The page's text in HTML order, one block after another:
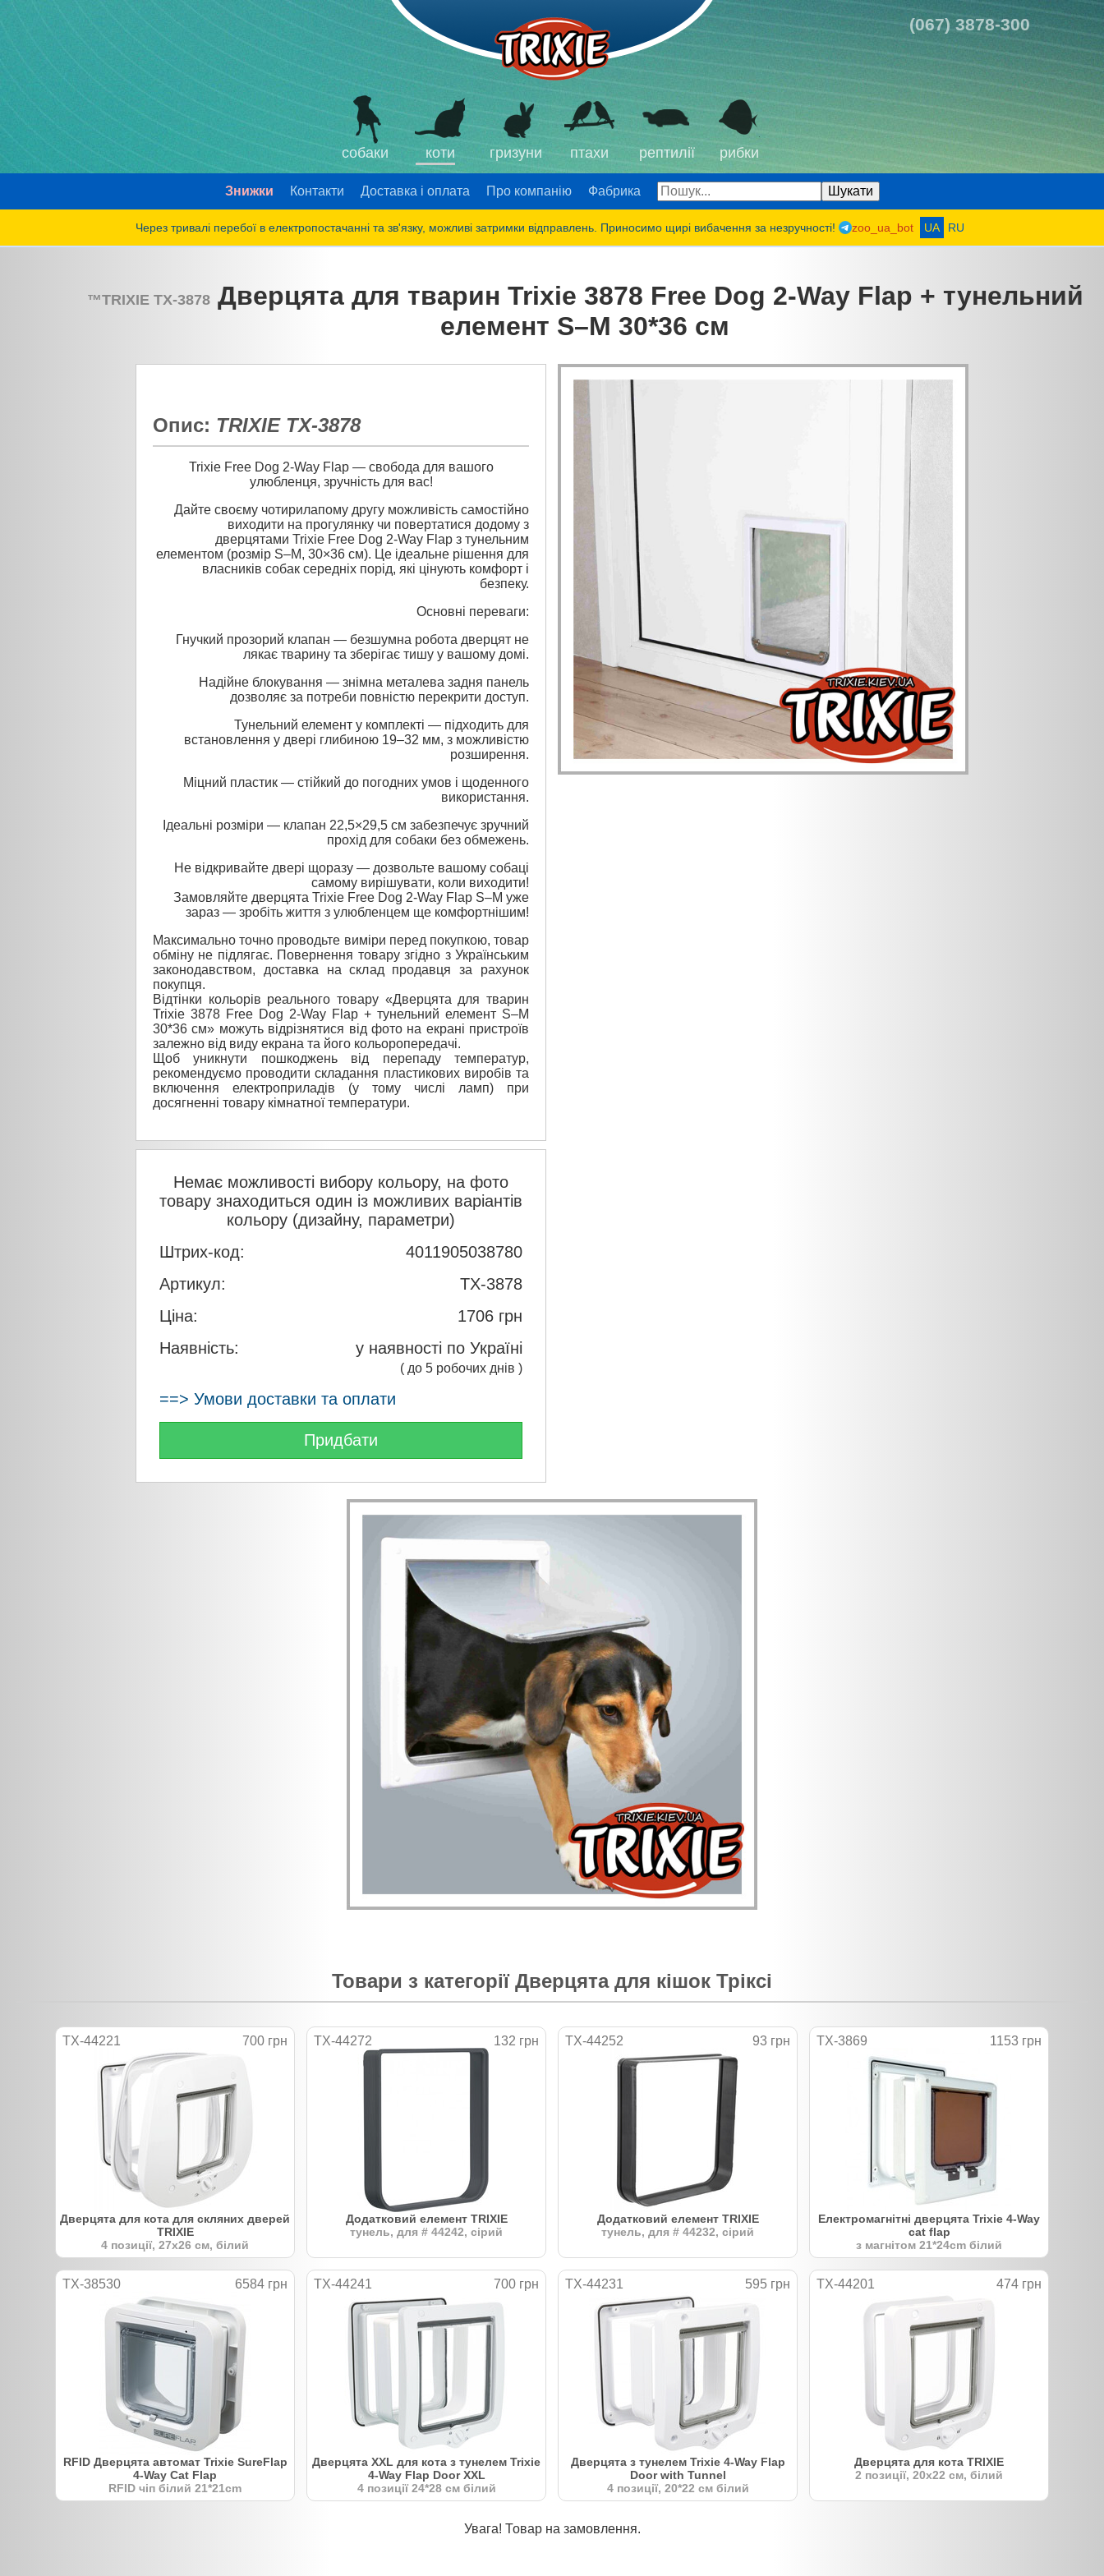
(067) 3878-300
собаки коти гризуни птахи рептилії рибки
Знижки Контакти Доставка і оплата Про компанію Фабрика
Через тривалі перебої в електропостачанні та зв'язку, можливі затримки відправлень. Приносимо щирі вибачення за незручності! zoo_ua_bot UA RU
™TRIXIETX-3878Дверцята для тварин Trixie 3878 Free Dog 2-Way Flap + тунельний
елемент S–M 30*36 см
Опис: TRIXIE TX-3878
Trixie Free Dog 2-Way Flap — свобода для вашого
улюбленця, зручність для вас!
Дайте своєму чотирилапому другу можливість самостійно
виходити на прогулянку чи повертатися додому з
дверцятами Trixie Free Dog 2-Way Flap з тунельним
елементом (розмір S–M, 30×36 см). Це ідеальне рішення для
власників собак середніх порід, які цінують комфорт і
безпеку.
Основні переваги:
Гнучкий прозорий клапан — безшумна робота дверцят не
лякає тварину та зберігає тишу у вашому домі.
Надійне блокування — знімна металева задня панель
дозволяє за потреби повністю перекрити доступ.
Тунельний елемент у комплекті — підходить для
встановлення у двері глибиною 19–32 мм, з можливістю
розширення.
Міцний пластик — стійкий до погодних умов і щоденного
використання.
Ідеальні розміри — клапан 22,5×29,5 см забезпечує зручний
прохід для собаки без обмежень.
Не відкривайте двері щоразу — дозвольте вашому собаці
самому вирішувати, коли виходити!
Замовляйте дверцята Trixie Free Dog 2-Way Flap S–M уже
зараз — зробіть життя з улюбленцем ще комфортнішим!
Максимально точно проводьте виміри перед покупкою, товар
обміну не підлягає. Повернення товару згідно з Українським
законодавством, доставка на склад продавця за рахунок
покупця.
Відтінки кольорів реального товару «Дверцята для тварин
Trixie 3878 Free Dog 2-Way Flap + тунельний елемент S–M
30*36 см» можуть відрізнятися від фото на екрані пристроїв
залежно від виду екрана та його кольоропередачі.
Щоб уникнути пошкоджень від перепаду температур,
рекомендуємо проводити складання пластикових виробів та
включення електроприладів (у тому числі ламп) при
досягненні товару кімнатної температури.
Немає можливості вибору кольору, на фото
товару знаходиться один із можливих варіантів
кольору (дизайну, параметри)
Штрих-код:
4011905038780
Артикул:
TX-3878
Ціна:
1706 грн
Наявність:
у наявності по Україні
( до 5 робочих днів )
==> Умови доставки та оплати
Придбати
Товари з категорії Дверцята для кішок Тріксі
TX-44221 700 грн
Дверцята для кота для скляних дверей
TRIXIE
4 позиції, 27х26 см, білий
TX-44272 132 грн
Додатковий елемент TRIXIE
тунель, для # 44242, сірий
TX-44252 93 грн
Додатковий елемент TRIXIE
тунель, для # 44232, сірий
TX-3869 1153 грн
Електромагнітні дверцята Trixie 4-Way
cat flap
з магнітом 21*24cm білий
TX-38530 6584 грн
RFID Дверцята автомат Trixie SureFlap
4-Way Cat Flap
RFID чіп білий 21*21cm
TX-44241 700 грн
Дверцята XXL для кота з тунелем Trixie
4-Way Flap Door XXL
4 позиції 24*28 см білий
TX-44231 595 грн
Дверцята з тунелем Trixie 4-Way Flap
Door with Tunnel
4 позиції, 20*22 см білий
TX-44201 474 грн
Дверцята для кота TRIXIE
2 позиції, 20х22 см, білий
Увага! Товар на замовлення.